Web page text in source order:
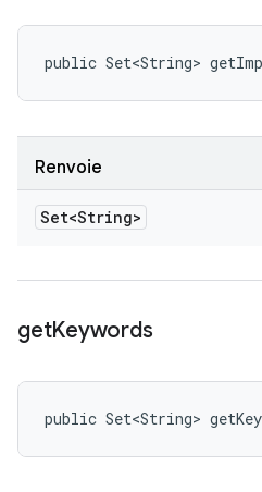
public Set<String>
Renvoie
Set<String>
getKeywords
public Set<String>